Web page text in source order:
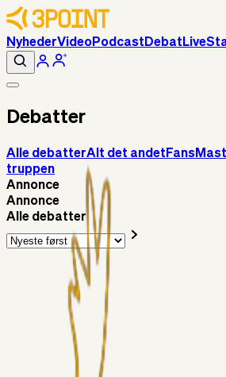
NyhederVideoPodcast Debat Live
Debatter
Alle debatterAlt det andet Fans
truppen
Annonce
Annonce
Alle debatter
Alt det andet
RasmusStephansen
Brøndby´s Nye Hold –
Superliga-truppen
Sorteslyngel
21 timer siden
Så gælder det Horsens